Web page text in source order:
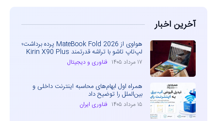
آخرین اخبار
هواوی از MateBook Fold 2026 پرده برداشت؛
لپ‌تاپ تاشو با تراشه قدرتمند Kirin X90 Plus
۱۷ مرداد ۱۴۰۵ فناوری و دیجیتال
همراه اول ابهام‌های محاسبه اینترنت داخلی و
بین‌الملل را توضیح داد
۱۵ مرداد ۱۴۰۵ فناوری ایران